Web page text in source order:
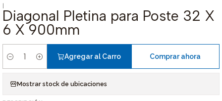
|
Diagonal Pletina para Poste 32 X
6 X 900mm
Cantidad
Agregar al Carro Comprar ahora
Mostrar stock de ubicaciones